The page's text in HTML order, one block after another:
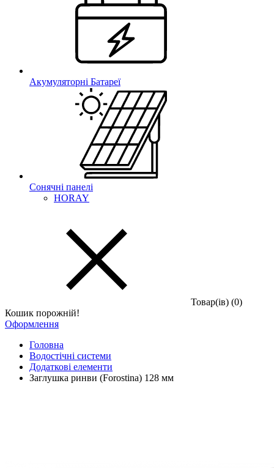
Акумуляторні Батареї
Сонячні панелі
HORAY
Товар(iв) (0)
Кошик порожній!
Оформлення
Головна
Водостічні системи
Додаткові елементи
Заглушка ринви (Forostina) 128 мм